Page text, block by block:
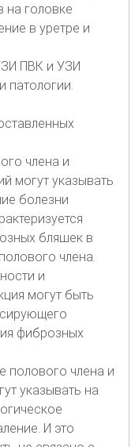
на головке
в уретре и
ПВК и УЗИ
патологии.
члена и
могут указывать
болезни
бляшек в
члена.
и
могут быть
фиброзных
полового члена и
указывать на
И это